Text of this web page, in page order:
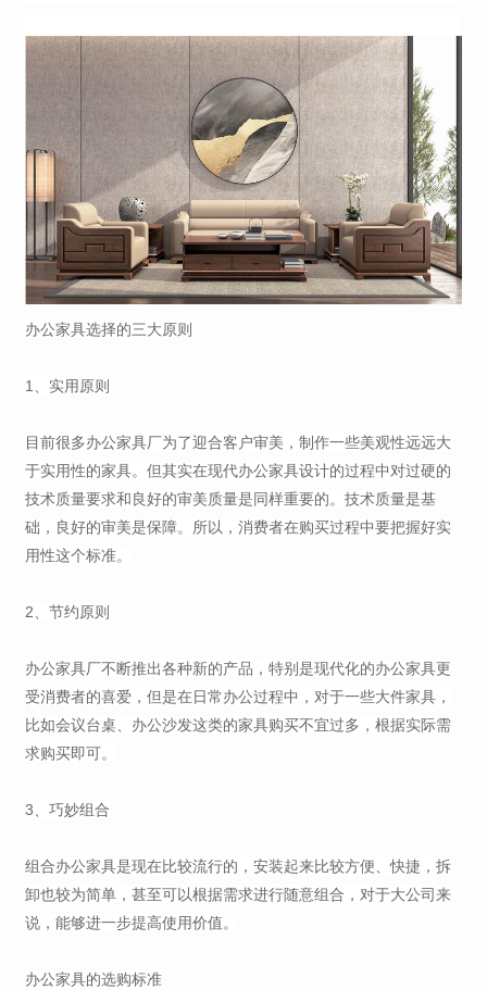
办公家具选择的三大原则
1、实用原则
目前很多办公家具厂为了迎合客户审美，制作一些美观性远远大
于实用性的家具。但其实在现代办公家具设计的过程中对过硬的
技术质量要求和良好的审美质量是同样重要的。技术质量是基
础，良好的审美是保障。所以，消费者在购买过程中要把握好实
用性这个标准。
2、节约原则
办公家具厂不断推出各种新的产品，特别是现代化的办公家具更
受消费者的喜爱，但是在日常办公过程中，对于一些大件家具，
比如会议台桌、办公沙发这类的家具购买不宜过多，根据实际需
求购买即可。
3、巧妙组合
组合办公家具是现在比较流行的，安装起来比较方便、快捷，拆
卸也较为简单，甚至可以根据需求进行随意组合，对于大公司来
说，能够进一步提高使用价值。
办公家具的选购标准